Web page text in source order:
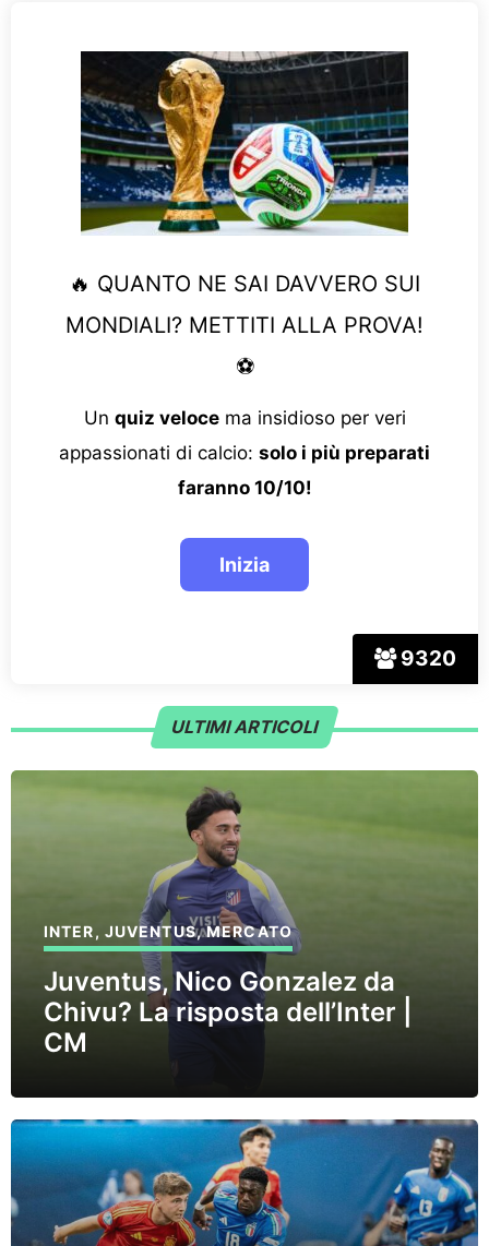
9320
🔥 QUANTO NE SAI DAVVERO SUI
MONDIALI? METTITI ALLA PROVA!
⚽
Un quiz velocema insidioso per veri
appassionati di calcio: solo i più preparati
faranno 10/10!
ULTIMI ARTICOLI
INTER, JUVENTUS,MERCATO
Juventus, Nico Gonzalez da
Chivu? La risposta dell’Inter |
CM